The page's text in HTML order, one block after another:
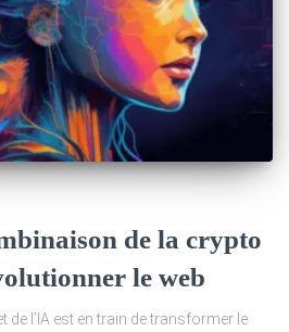
de la crypto
le web
de l’IA est en train de transformer le